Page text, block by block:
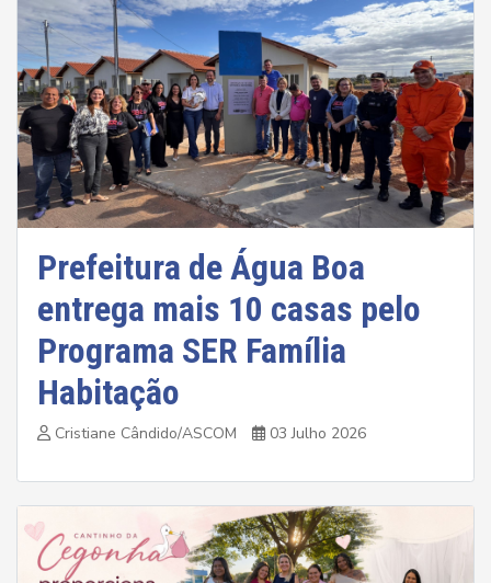
Prefeitura de Água Boa
entrega mais 10 casas pelo
Programa SER Família
Habitação
Cristiane Cândido/ASCOM 03 Julho 2026